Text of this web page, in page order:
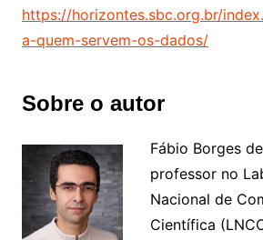
https://horizontes.sbc.org.br/
a-quem-servem-os-dados/
Sobre o autor
Fábio Borges
professor no
Nacional de
Científica